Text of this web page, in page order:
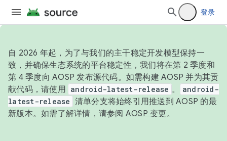
登录
自 2026 年起，为了与我们的主干稳定开发模型保持一
致，并确保生态系统的平台稳定性，我们将在第 2 季度和
第 4 季度向 AOSP 发布源代码。如需构建 AOSP 并为其贡
献代码，请使用 android-latest-release 。
android-
latest-release 清单分支将始终引用推送到 AOSP 的最
新版本。如需了解详情，请参阅 AOSP 变更。